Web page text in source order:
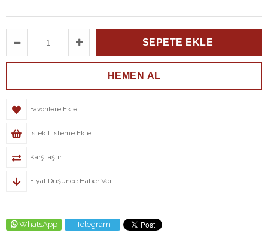
Favorilere Ekle
İstek Listeme Ekle
Karşılaştır
Fiyat Düşünce Haber Ver
WhatsApp Telegram